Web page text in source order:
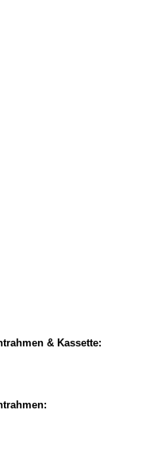
& Kassette: